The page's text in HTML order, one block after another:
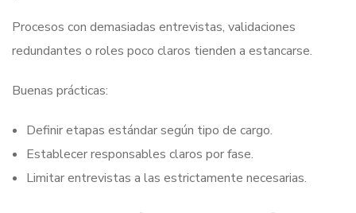
Procesos con demasiadas entrevistas, validaciones
redundantes o roles poco claros tienden a estancarse.
Buenas prácticas:
Definir etapas estándar según tipo de cargo.
Establecer responsables claros por fase.
Limitar entrevistas a las estrictamente necesarias.